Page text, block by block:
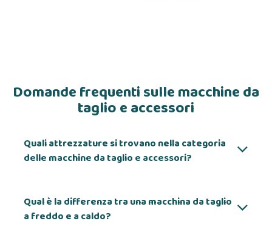
Domande frequenti sulle macchine da
taglio e accessori
Quali attrezzature si trovano nella categoria
delle macchine da taglio e accessori?
Qual è la differenza tra una macchina da taglio
a freddo e a caldo?